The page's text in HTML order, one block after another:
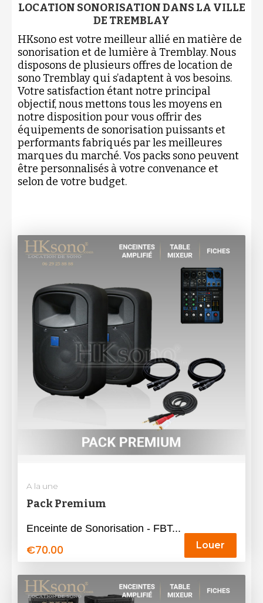
LOCATION SONORISATION DANS LA VILLE
DE TREMBLAY
HKsono est votre meilleur allié en matière de
sonorisation et de lumière à Tremblay. Nous
disposons de plusieurs offres de location de
sono Tremblay qui s’adaptent à vos besoins.
Votre satisfaction étant notre principal
objectif, nous mettons tous les moyens en
notre disposition pour vous offrir des
équipements de sonorisation puissants et
performants fabriqués par les meilleures
marques du marché. Vos packs sono peuvent
être personnalisés à votre convenance et
selon de votre budget.
A la une
Pack Premium
Enceinte de Sonorisation - FBT...
€70.00 Louer